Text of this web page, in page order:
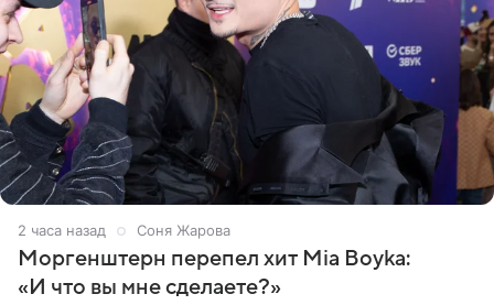
2 часа назад Соня Жарова
Моргенштерн перепел хит Mia Boyka:
«И что вы мне сделаете?»